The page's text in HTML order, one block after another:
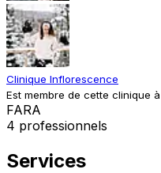
Clinique Inflorescence
Est membre de cette clinique
FARA
4 professionnels
Services